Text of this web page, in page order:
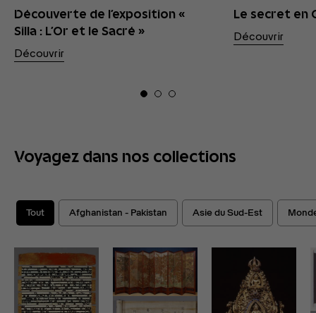
Découverte de l’exposition «
Silla : L’Or et le Sacré »
Découvrir
Le secret en
Découvrir
01 0203
Voyagez dans nos collections
Tout Afghanistan - Pakistan Asie du Sud-Est